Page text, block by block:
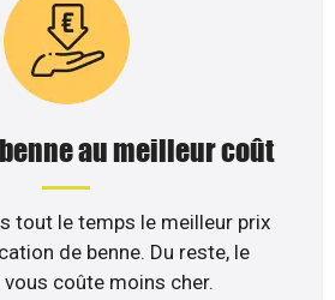
au meilleur coût
tout le temps le meilleur prix
de benne. Du reste, le
coûte moins cher.